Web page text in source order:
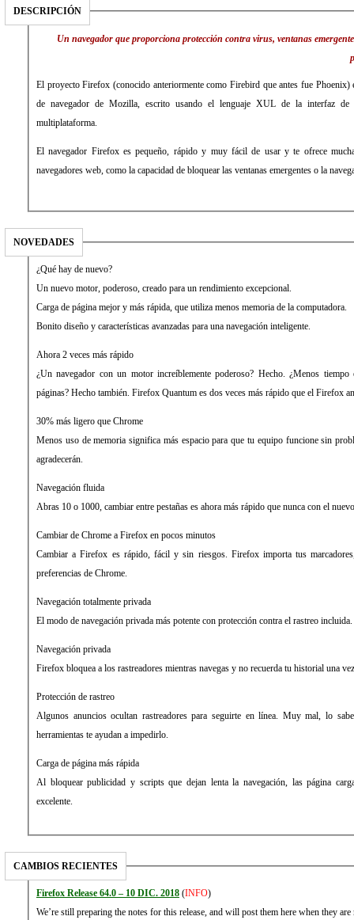
DESCRIPCIÓN
Un navegador que proporciona protección contra virus, ventanas
El proyecto Firefox (conocido anteriormente como Firebird que antes fue Phoenix)
de navegador de Mozilla, escrito usando el lenguaje XUL de la interfaz de
multiplataforma.
El navegador Firefox es pequeño, rápido y muy fácil de usar y te ofrece
navegadores web, como la capacidad de bloquear las ventanas emergentes o la
NOVEDADES
¿Qué hay de nuevo?
Un nuevo motor, poderoso, creado para un rendimiento excepcional.
Carga de página mejor y más rápida, que utiliza menos memoria de la computadora.
Bonito diseño y características avanzadas para una navegación inteligente.
Ahora 2 veces más rápido
¿Un navegador con un motor increíblemente poderoso? Hecho. ¿Menos tiempo
páginas? Hecho también. Firefox Quantum es dos veces más rápido que el Firefox
30% más ligero que Chrome
Menos uso de memoria significa más espacio para que tu equipo funcione sin
agradecerán.
Navegación fluida
Abras 10 o 1000, cambiar entre pestañas es ahora más rápido que nunca con el
Cambiar de Chrome a Firefox en pocos minutos
Cambiar a Firefox es rápido, fácil y sin riesgos. Firefox importa tus
preferencias de Chrome.
Navegación totalmente privada
El modo de navegación privada más potente con protección contra el rastreo incluida.
Navegación privada
Firefox bloquea a los rastreadores mientras navegas y no recuerda tu historial una
Protección de rastreo
Algunos anuncios ocultan rastreadores para seguirte en línea. Muy mal, lo
herramientas te ayudan a impedirlo.
Carga de página más rápida
Al bloquear publicidad y scripts que dejan lenta la navegación, las página
excelente.
CAMBIOS RECIENTES
Firefox Release 64.0 – 10 DIC. 2018 (INFO)
We’re still preparing the notes for this release, and will post them here when they are